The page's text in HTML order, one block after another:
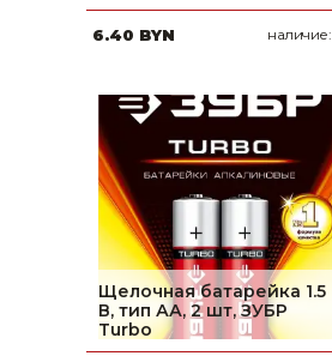
6.40 BYN наличие:
Щелочная батарейка 1.5
В, тип АА, 2 шт, ЗУБР
Turbo